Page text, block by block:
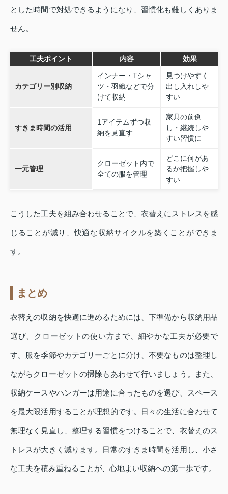
とした時間で対処できるようになり、習慣化も難しくありま
せん。
工夫ポイント 内容 効果
カテゴリー別収納
インナー・Tシャ
ツ・羽織などで分
けて収納
見つけやすく
出し入れしや
すい
すきま時間の活用
1アイテムずつ収
納を見直す
家具の前倒
し・継続しや
すい習慣に
一元管理
クローゼット内で
全ての服を管理
どこに何があ
るか把握しや
すい
こうした工夫を組み合わせることで、衣替えにストレスを感
じることが減り、快適な収納サイクルを築くことができま
す。
まとめ
衣替えの収納を快適に進めるためには、下準備から収納用品
選び、クローゼットの使い方まで、細やかな工夫が必要で
す。服を季節やカテゴリーごとに分け、不要なものは整理し
ながらクローゼットの掃除もあわせて行いましょう。また、
収納ケースやハンガーは用途に合ったものを選び、スペース
を最大限活用することが理想的です。日々の生活に合わせて
無理なく見直し、整理する習慣をつけることで、衣替えのス
トレスが大きく減ります。日常のすきま時間を活用し、小さ
な工夫を積み重ねることが、心地よい収納への第一歩です。